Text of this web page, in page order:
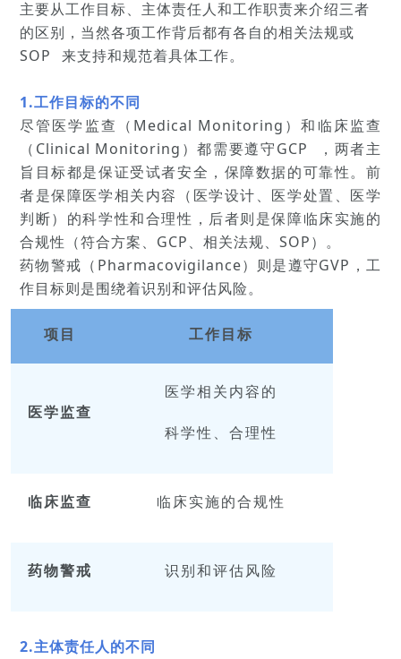
主要从工作目标、主体责任人和工作职责来介绍三者
的区别，当然各项工作背后都有各自的相关法规或
SOP
来支持和规范着具体工作。
1.工作目标的不同
尽管医学监查（Medical Monitoring）和临床监查
（Clinical Monitoring）都需要遵守GCP
，两者主
旨目标都是保证受试者安全，保障数据的可靠性。前
者是保障医学相关内容（医学设计、医学处置、医学
判断）的科学性和合理性，后者则是保障临床实施的
合规性（符合方案、GCP、相关法规、SOP）。
药物警戒（Pharmacovigilance）则是遵守GVP，工
作目标则是围绕着识别和评估风险。
项目 工作目标
医学监查
医学相关内容的
科学性、合理性
临床监查 临床实施的合规性
药物警戒 识别和评估风险
2.主体责任人的不同